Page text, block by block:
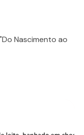
Nascimento ao